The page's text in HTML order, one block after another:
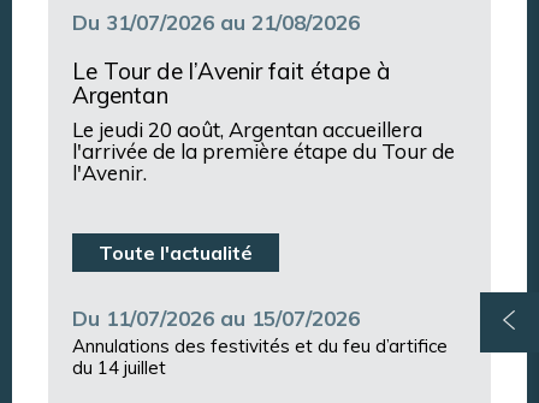
Du 31/07/2026 au 21/08/2026
Le Tour de l’Avenir fait étape à
Argentan
Le jeudi 20 août, Argentan accueillera
l'arrivée de la première étape du Tour de
l'Avenir.
Toute l'actualité
Du 11/07/2026 au 15/07/2026
Annulations des festivités et du feu d’artifice
du 14 juillet